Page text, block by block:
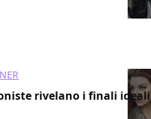
rivelano i finali ideali